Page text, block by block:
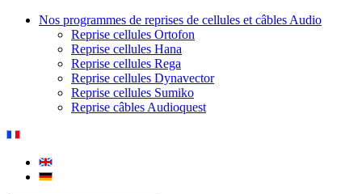
Nos programmes de reprises de cellules et câbles Audio
Reprise cellules Ortofon
Reprise cellules Hana
Reprise cellules Rega
Reprise cellules Dynavector
Reprise cellules Sumiko
Reprise câbles Audioquest